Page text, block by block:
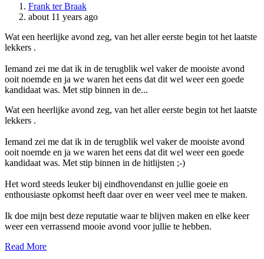
Frank ter Braak
about 11 years ago
Wat een heerlijke avond zeg, van het aller eerste begin tot het laatste
lekkers .
Iemand zei me dat ik in de terugblik wel vaker de mooiste avond
ooit noemde en ja we waren het eens dat dit wel weer een goede
kandidaat was. Met stip binnen in de...
Wat een heerlijke avond zeg, van het aller eerste begin tot het laatste
lekkers .
Iemand zei me dat ik in de terugblik wel vaker de mooiste avond
ooit noemde en ja we waren het eens dat dit wel weer een goede
kandidaat was. Met stip binnen in de hitlijsten ;-)
Het word steeds leuker bij eindhovendanst en jullie goeie en
enthousiaste opkomst heeft daar over en weer veel mee te maken.
Ik doe mijn best deze reputatie waar te blijven maken en elke keer
weer een verrassend mooie avond voor jullie te hebben.
Read More